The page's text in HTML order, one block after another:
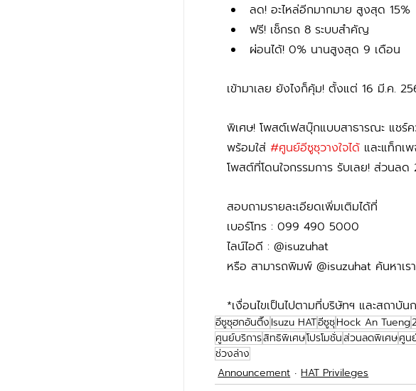
ลด! อะไหล่อีกมากมาย สูงสุด 15%
ฟรี! เช็กรถ 8 ระบบสำคัญ
ผ่อนได้! 0% นานสูงสุด 9 เดือน
เข้ามาเลย ยังไงก็คุ้ม! ตั้งแต่ 16 มี.ค.
พิเศษ! โพสต์เฟสบุ๊กแบบสาธารณะ แชร์ค
พร้อมใส่ #ศูนย์อีซูซุวางใจได้ และแท็กเ
โพสต์ที่โดนใจกรรมการ รับเลย! ส่วนล
สอบถามรายละเอียดเพิ่มเติมได้ที่
เบอร์โทร : 099 490 5000
ไลน์ไอดี : @isuzuhat
หรือ สามารถพิมพ์ @isuzuhat ค้นหาเร
*เงื่อนไขเป็นไปตามที่บริษัทฯ และสถาบัน
อีซูซุฮกอันตึ๊งIsuzu HATอีซูซุHock An Tueng
ศูนย์บริการสิทธิพิเศษโปรโมชั่นส่วนลดพิเศษศูน
ช่วงล่าง
Announcement
HAT Privileges